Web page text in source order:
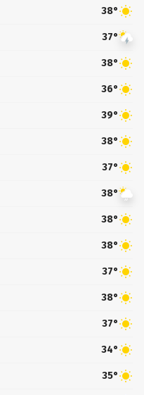
38°
37°
38°
36°
39°
38°
37°
38°
38°
38°
37°
38°
37°
34°
35°